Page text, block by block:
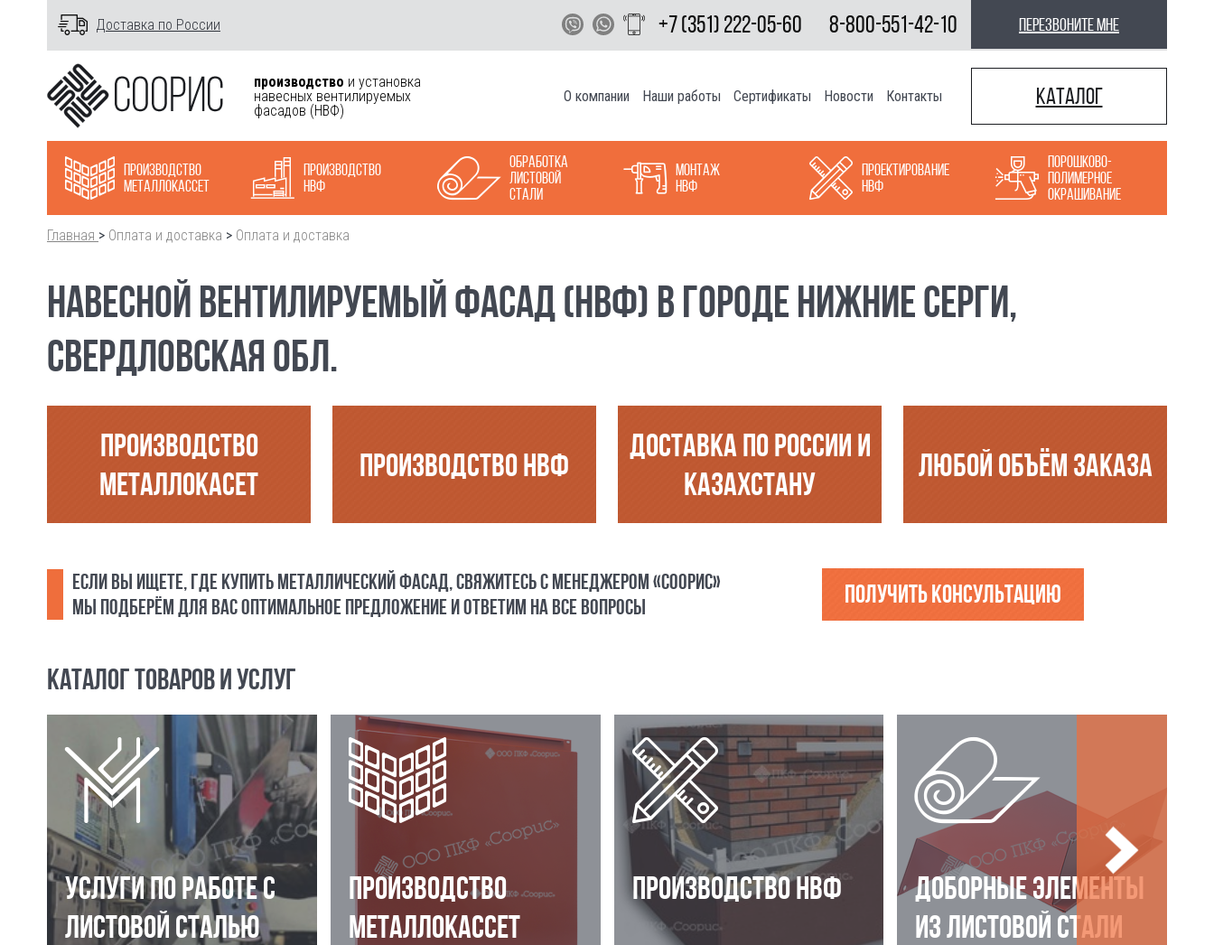
Доставка по России +7 (351) 222-05-60 8-800-551-42-10 перезвоните мне
производство и установка
навесных вентилируемых
фасадов (НВФ)
О компании Наши работы Сертификаты Новости Контакты Каталог
Производство
металлокасcет
Производство
НВФ
Обработка
листовой
стали
Монтаж
НВФ
Проектирование
НВФ
Порошково-
полимерное
окрашивание
Главная > Оплата и доставка > Оплата и доставка
НАВЕСНОЙ ВЕНТИЛИРУЕМЫЙ ФАСАД (НВФ) В ГОРОДЕ НИЖНИЕ СЕРГИ,
СВЕРДЛОВСКАЯ ОБЛ.
ПРОИЗВОДСТВО
МЕТАЛЛОКАСЕТ
ПРОИЗВОДСТВО НВФ
ДОСТАВКА ПО РОССИИ И
КАЗАХСТАНУ
ЛЮБОЙ ОБЪЁМ ЗАКАЗА
ЕСЛИ ВЫ ИЩЕТЕ, ГДЕ КУПИТЬ МЕТАЛЛИЧЕСКИЙ ФАСАД, СВЯЖИТЕСЬ С МЕНЕДЖЕРОМ «СООРИС»
МЫ ПОДБЕРЁМ ДЛЯ ВАС ОПТИМАЛЬНОЕ ПРЕДЛОЖЕНИЕ И ОТВЕТИМ НА ВСЕ ВОПРОСЫ
Получить консультацию
КАТАЛОГ ТОВАРОВ И УСЛУГ
УСЛУГИ ПО РАБОТЕ С
ЛИСТОВОЙ СТАЛЬЮ
ПРОИЗВОДСТВО
МЕТАЛЛОКАССЕТ
ПРОИЗВОДСТВО НВФ
ДОБОРНЫЕ ЭЛЕМЕНТЫ
ИЗ ЛИСТОВОЙ СТАЛИ